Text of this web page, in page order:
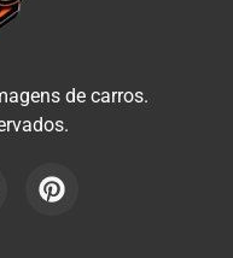
de carros.